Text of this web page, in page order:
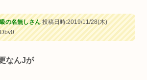
の名無しさん投稿日時:2019/11/28(木)
なんJが